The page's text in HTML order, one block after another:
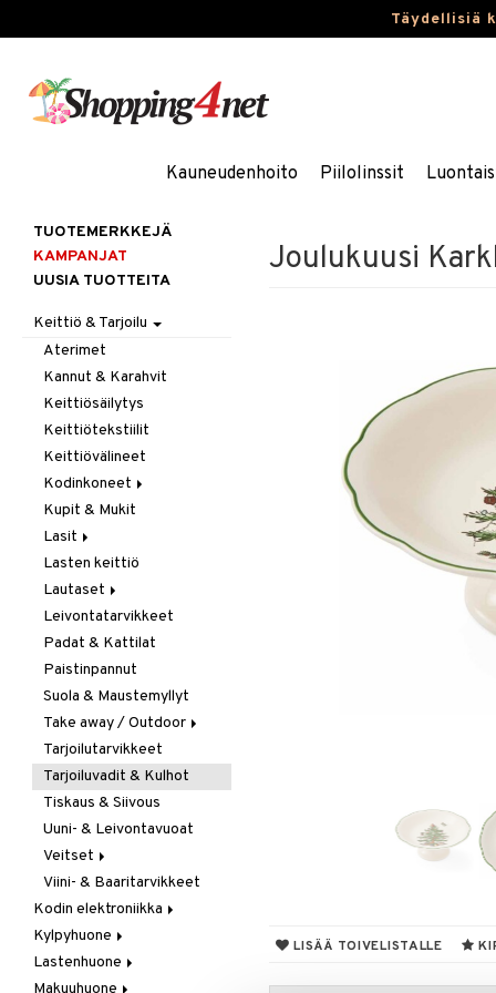
Täydellisiä
Kauneudenhoito Piilolinssit
Joulukuusi
LISÄÄ TOIVELISTALLE
TUOTEMERKKEJÄ
KAMPANJAT
UUSIA TUOTTEITA
Keittiö & Tarjoilu
Aterimet
Kannut & Karahvit
Keittiösäilytys
Keittiötekstiilit
Keittiövälineet
Kodinkoneet
Kahvi, Tee & Espresso
Leivänpaahtimet
Mixerit &
Sähkövatkaimet
Muut koneet
Vedenkeittimet
Kupit & Mukit
Lasit
Juoma- & Cocktailasit
Juomalasit
Olutlasit
Shamppanjalasit
Snapsi- & Aveclasit
Viinilasit
Whiskey- & Konjakkilasit
Lasten keittiö
Lautaset
Asetit
Ruokalautaset
Syvät lautaset
Leivontatarvikkeet
Padat & Kattilat
Paistinpannut
Suola & Maustemyllyt
Take away / Outdoor
Eväslaatikot
Pullot
Termoskannut
Termosmukit
Tarjoilutarvikkeet
Tarjoiluvadit & Kulhot
Tiskaus & Siivous
Uuni- & Leivontavuoat
Veitset
Erityisveitset
Keittiöveitset
Kuorinta- &
Vihannesveitset
Leikkuulaudat
Viini- & Baaritarvikkeet
Kodin elektroniikka
Ääni
Kylpyhuone
Kylpyhuoneen sisustus
Kylpyhuoneen tarvikkeita
Lastenhuone
Kylpyhuoneen koristelu
Makuuhuone